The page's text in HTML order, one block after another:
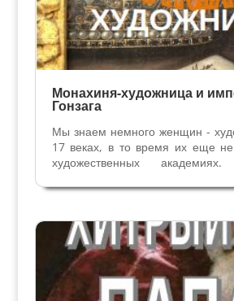
Монахиня-художница и
Гонзага
Мы знаем немного женщин -
17 веках, в то время их еще
художественных академиях.
учиться в семейной
монахинями....
Иконография
Портреты